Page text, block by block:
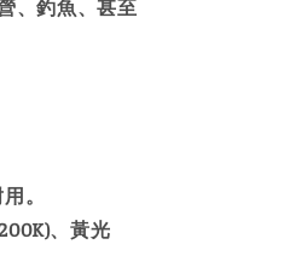
、釣魚、甚至
。
、黃光